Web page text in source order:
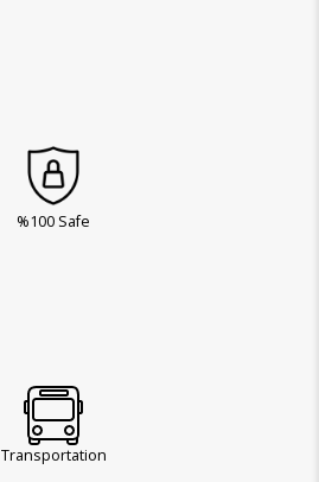
%100 Safe
Transportation